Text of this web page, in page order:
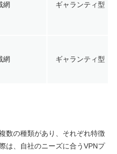
網 ギャランティ型
網 ギャランティ型
数の種類があり、それぞれ特徴
は、自社のニーズに合うVPNプ